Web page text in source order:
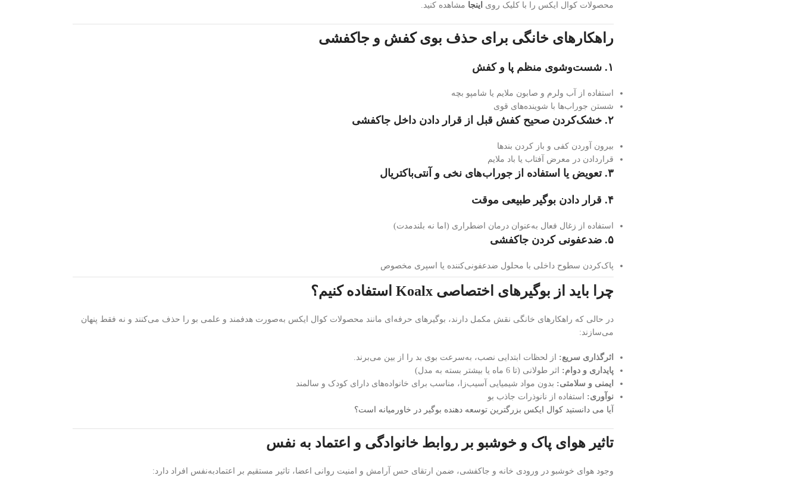
محصولات کوال ایکس را با کلیک روی اینجا مشاهده کنید.
راهکارهای خانگی برای حذف بوی کفش و جاکفشی
۱. شست‌وشوی منظم پا و کفش
استفاده از آب ولرم و صابون ملایم یا شامپو بچه
شستن جوراب‌ها با شوینده‌های قوی
۲. خشک‌کردن صحیح کفش قبل از قرار دادن داخل جاکفشی
بیرون آوردن کفی و باز کردن بندها
قراردادن در معرض آفتاب یا باد ملایم
۳. تعویض یا استفاده از جوراب‌های نخی و آنتی‌باکتریال
۴. قرار دادن بوگیر طبیعی موقت
استفاده از زغال فعال به‌عنوان درمان اضطراری (اما نه بلندمدت)
۵. ضدعفونی کردن جاکفشی
پاک‌کردن سطوح داخلی با محلول ضدعفونی‌کننده یا اسپری مخصوص
چرا باید از بوگیرهای اختصاصی Koalx استفاده کنیم؟
در حالی که راهکارهای خانگی نقش مکمل دارند، بوگیرهای حرفه‌ای مانند محصولات کوال ایکس به‌صورت هدفمند و علمی بو را حذف می‌کنند و نه فقط پنهان
می‌سازند:
اثرگذاری سریع: از لحظات ابتدایی نصب، به‌سرعت بوی بد را از بین می‌برند.
پایداری و دوام: اثر طولانی (تا 6 ماه یا بیشتر بسته به مدل)
ایمنی و سلامتی: بدون مواد شیمیایی آسیب‌زا، مناسب برای خانواده‌های دارای کودک و سالمند
نوآوری: استفاده از نانوذرات جاذب بو
آیا می دانستید کوال ایکس بزرگترین توسعه دهنده بوگیر در خاورمیانه است؟
تاثیر هوای پاک و خوشبو بر روابط خانوادگی و اعتماد به نفس
وجود هوای خوشبو در ورودی خانه و جاکفشی، ضمن ارتقای حس آرامش و امنیت روانی اعضا، تاثیر مستقیم بر اعتمادبه‌نفس افراد دارد: